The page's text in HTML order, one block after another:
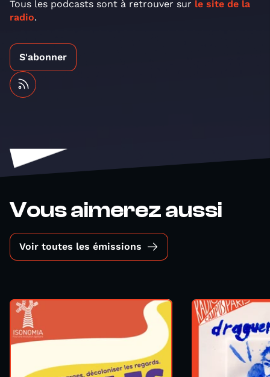
Tous les podcasts sont à retrouver sur le site de la
radio.
S'abonner
Vous aimerez aussi
Voir toutes les émissions